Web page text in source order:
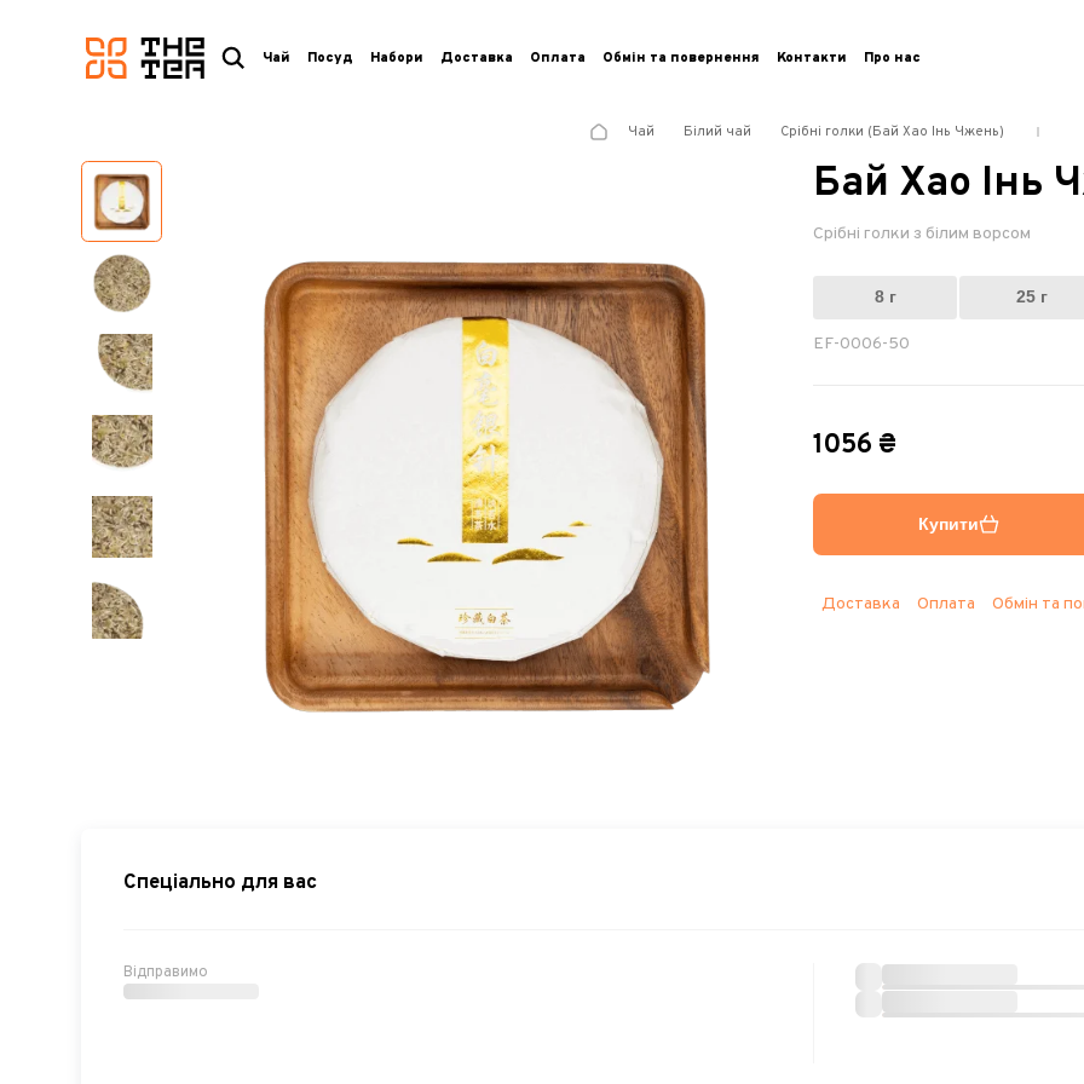
логотип
Чай Посуд Набори Доставка Оплата Обмін та повернення Контакти Про нас
Чай Білий чай Срібні голки (Бай Хао Інь Чжень)
Бай Хао Інь
Срібні голки з білим ворсом
8 г 25 г
EF-0006-50
1056 ₴
Купити
Доставка Оплата Обмін та
Спеціально для вас
Відправимо